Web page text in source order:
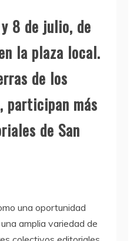
8 de julio, de
la plaza local.
de los
participan más
de San
una oportunidad
amplia variedad de